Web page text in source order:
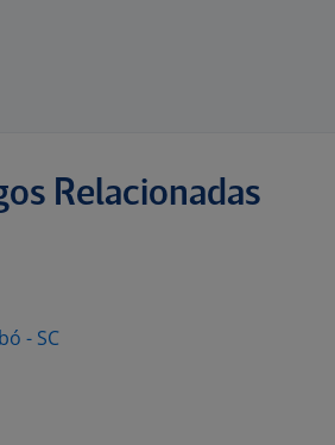
Relacionadas
- SC